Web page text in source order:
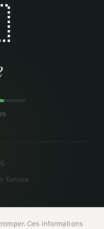
6
Tunisie
Ces informations